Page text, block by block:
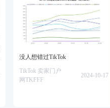
没人想错过TikTok
TikTok 卖家门户
网TKFFF
2024-10-17